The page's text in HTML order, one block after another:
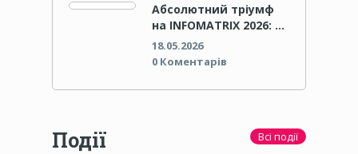
Абсолютний тріумф
на INFOMATRIX 2026: …
18.05.2026
0 Коментарів
Події Всі події